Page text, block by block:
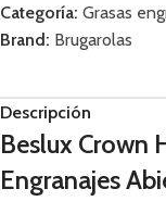
Categoría: Grasas
Brand: Brugarolas
Descripción
Beslux Crown
Engranajes